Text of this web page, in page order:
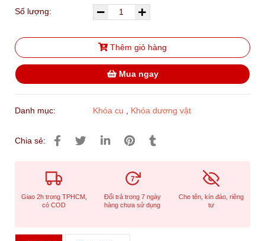
Số lượng:
Thêm giỏ hàng
Mua ngay
Danh mục: Khóa cu , Khóa dương vật
Chia sẻ:
Giao 2h trong TPHCM,
có COD
7
Đổi trả trong 7 ngày
hàng chưa sử dụng
Che tên, kín đáo, riêng
tư